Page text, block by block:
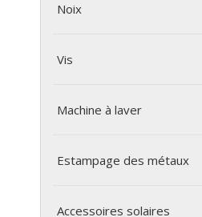
Noix
Vis
Machine à laver
Estampage des métaux
Accessoires solaires